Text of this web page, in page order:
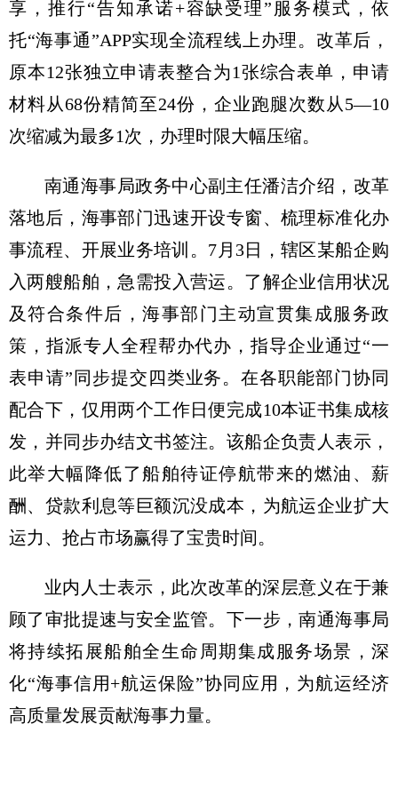
享，推行“告知承诺+容缺受理”服务模式，依
托“海事通”APP实现全流程线上办理。改革后，
原本12张独立申请表整合为1张综合表单，申请
材料从68份精简至24份，企业跑腿次数从5—10
次缩减为最多1次，办理时限大幅压缩。
南通海事局政务中心副主任潘洁介绍，改革
落地后，海事部门迅速开设专窗、梳理标准化办
事流程、开展业务培训。7月3日，辖区某船企购
入两艘船舶，急需投入营运。了解企业信用状况
及符合条件后，海事部门主动宣贯集成服务政
策，指派专人全程帮办代办，指导企业通过“一
表申请”同步提交四类业务。在各职能部门协同
配合下，仅用两个工作日便完成10本证书集成核
发，并同步办结文书签注。该船企负责人表示，
此举大幅降低了船舶待证停航带来的燃油、薪
酬、贷款利息等巨额沉没成本，为航运企业扩大
运力、抢占市场赢得了宝贵时间。
业内人士表示，此次改革的深层意义在于兼
顾了审批提速与安全监管。下一步，南通海事局
将持续拓展船舶全生命周期集成服务场景，深
化“海事信用+航运保险”协同应用，为航运经济
高质量发展贡献海事力量。